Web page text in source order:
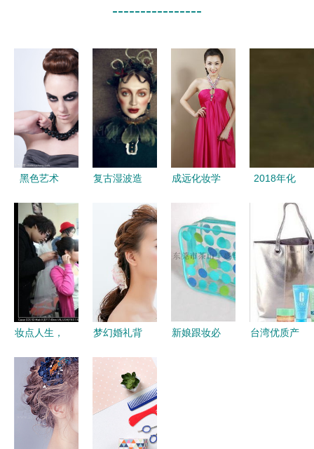
----------------
黑色艺术
型中的永恒
魅力
复古湿波造
容中的影视
美学与复古
魅力
成远化妆学
心技能培训
之光
2018年化
些，收入会
涨两倍——
追求优质化
妆造型的策
妆点人生，
临汾晓东化
妆摄影培训
学校的化妆
造型艺术
梦幻婚礼背
师 总监化
妆师的独特
技艺与真诚
守护
新娘跟妆必
台湾优质产